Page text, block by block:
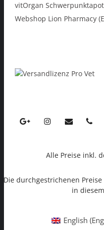
vitOrgan
Webshop Lion Pharmacy
Alle Preise inkl.
Die durchgestrichenen
in
English (